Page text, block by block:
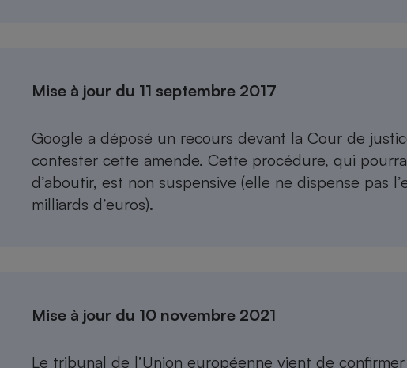
Mise à jour du 11 septembre 2017
Google a déposé un recours devant la Cour de
contester cette amende. Cette procédure, qui
d’aboutir, est non suspensive (elle ne dispense pas
milliards d’euros).
Mise à jour du 10 novembre 2021
Le tribunal de l’Union européenne vient de